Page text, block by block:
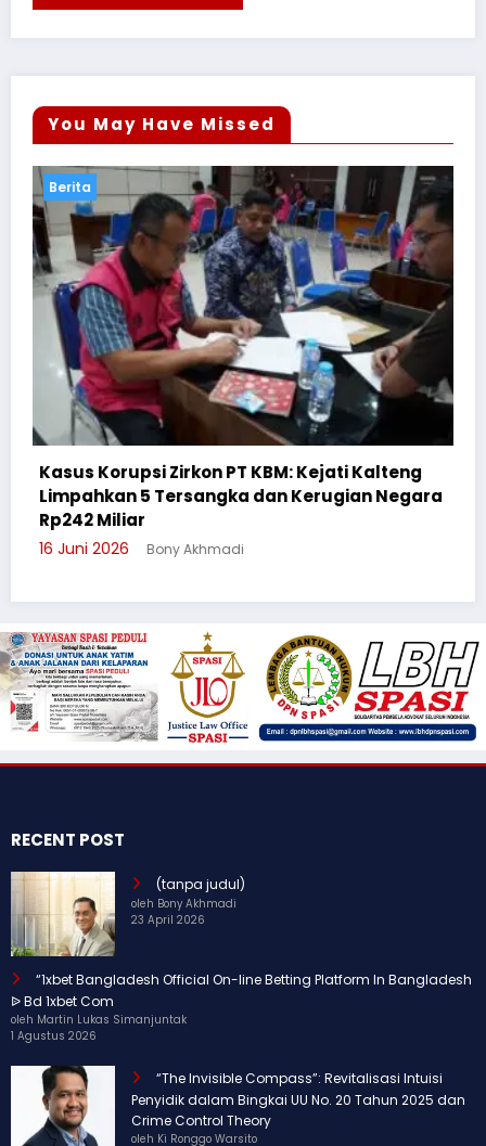
You May Have Missed
Kalteng
Negara
Cegah Bullying, Sikum Polresta
Suluh Pelajar SMAN 6
3 Juni 2026
RECENT POST
(tanpa judul)
oleh Bony Akhmadi
23 April 2026
“1xbet Bangladesh Official On-line Betting Platform In Bangladesh
ᐉ Bd 1xbet Com
oleh Martin Lukas Simanjuntak
1 Agustus 2026
“The Invisible Compass”: Revitalisasi Intuisi
Penyidik dalam Bingkai UU No. 20 Tahun 2025 dan
Crime Control Theory